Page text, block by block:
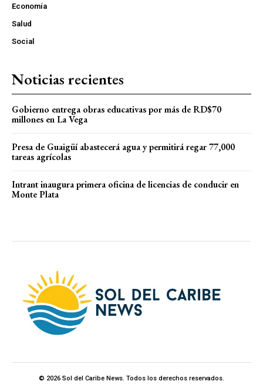
Economía
Salud
Social
Noticias recientes
Gobierno entrega obras educativas por más de RD$70
millones en La Vega
Presa de Guaigüí abastecerá agua y permitirá regar 77,000
tareas agrícolas
Intrant inaugura primera oficina de licencias de conducir en
Monte Plata
© 2026 Sol del Caribe News. Todos los derechos reservados.